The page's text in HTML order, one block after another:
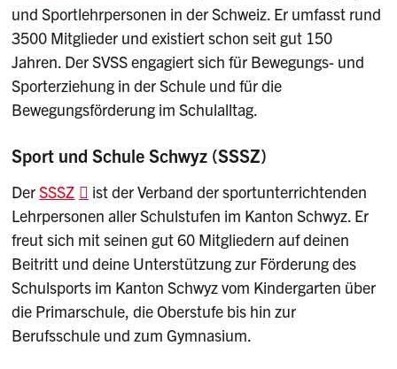
und Sportlehrpersonen in der Schweiz. Er umfasst rund
3500 Mitglieder und existiert schon seit gut 150
Jahren. Der SVSS engagiert sich für Bewegungs- und
Sporterziehung in der Schule und für die
Bewegungsförderung im Schulalltag.
Sport und Schule Schwyz (SSSZ)
DerSSSZ
ist der Verband der sportunterrichtenden
Lehrpersonen aller Schulstufen im Kanton Schwyz. Er
freut sich mit seinen gut 60 Mitgliedern auf deinen
Beitritt und deine Unterstützung zur Förderung des
Schulsports im Kanton Schwyz vom Kindergarten über
die Primarschule, die Oberstufe bis hin zur
Berufsschule und zum Gymnasium.